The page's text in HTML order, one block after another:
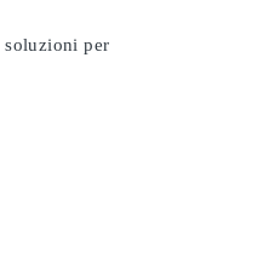
soluzioni per